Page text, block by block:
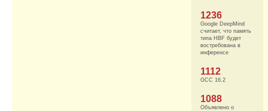
1236
Google DeepMind
считает, что память
типа HBF будет
востребована в
инференсе
1112
GCC 16.2
1088
Объявлено о